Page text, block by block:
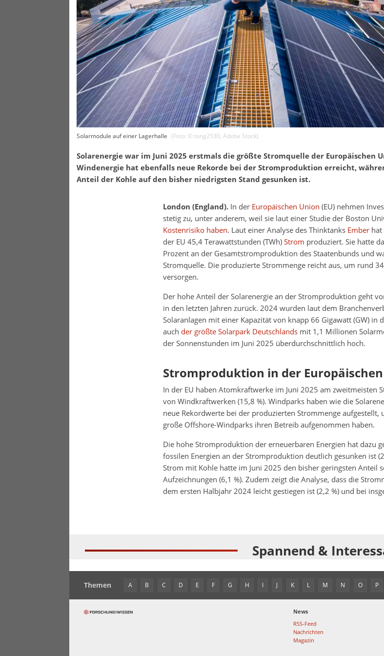
Solarmodule auf einer Lagerhalle (Foto: © tong2530, Adobe Stock)
Solarenergie war im Juni 2025 erstmals die größte Stromquelle der Europäischen
Windenergie hat ebenfalls neue Rekorde bei der Stromproduktion erreicht,
Anteil der Kohle auf den bisher niedrigsten Stand gesunken ist.
London (England). In der Europäischen Union (EU) nehmen
stetig zu, unter anderem, weil sie laut einer Studie der Boston
Kostenrisiko haben. Laut einer Analyse des Thinktanks Emberhat
der EU 45,4 Terawattstunden (TWh)Strom produziert. Sie hatte
Prozent an der Gesamtstromproduktion des Staatenbunds und
Stromquelle. Die produzierte Strommenge reicht aus, um rund
versorgen.
Der hohe Anteil der Solarenergie an der Stromproduktion geht
in den letzten Jahren zurück. 2024 wurden laut dem
Solaranlagen mit einer Kapazität von knapp 66 Gigawatt (GW) in
auch der größte Solarpark Deutschlandsmit 1,1 Millionen
der Sonnenstunden im Juni 2025 überdurchschnittlich hoch.
Stromproduktion in der
In der EU haben Atomkraftwerke im Juni 2025 am zweitmeisten
von Windkraftwerken (15,8 %). Windparks haben wie die
neue Rekordwerte bei der produzierten Strommenge
große Offshore-Windparks ihren Betreib aufgenommen haben.
Die hohe Stromproduktion der erneuerbaren Energien hat dazu
fossilen Energien an der Stromproduktion deutlich gesunken ist
Strom mit Kohle hatte im Juni 2025 den bisher geringsten Anteil
Aufzeichnungen (6,1 %). Zudem zeigt die Analyse, dass die
dem ersten Halbjahr 2024 leicht gestiegen ist (2,2 %) und bei
Spannend &
Themen A B C D E F G H I J K L M N O P
News
RSS-Feed
Nachrichten
Magazin